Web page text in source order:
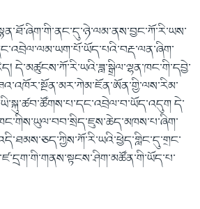
དེ་མཚུངས་ཀོ་རི་ཡའི་ཟླ་སྒྲིལ་ལྷན་ཁང་གི་དབྱེ་
དེ་